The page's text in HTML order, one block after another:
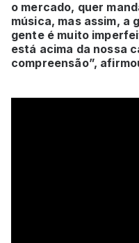
o mercado, quer
música, mas assim, a
gente é muito
está acima da nossa
compreensão”,